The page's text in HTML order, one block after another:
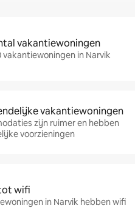
vakantiewoningen
vakantiewoningen in Narvik
vakantiewoningen
zijn ruimer en hebben
voorzieningen
wifi
in Narvik hebben wifi